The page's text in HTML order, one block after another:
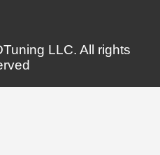
LLC. All rights